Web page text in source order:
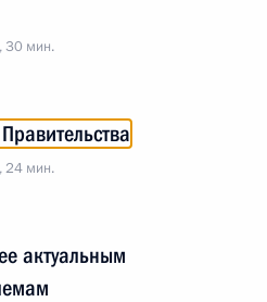
30 мин.
24 мин.
актуальным